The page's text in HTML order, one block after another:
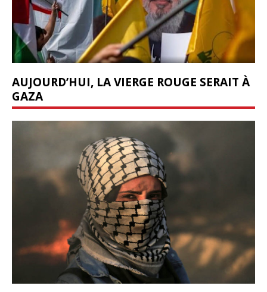
AUJOURD’HUI, LA VIERGE ROUGE SERAIT À
GAZA